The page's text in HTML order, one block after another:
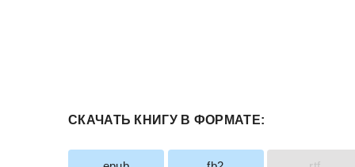
СКАЧАТЬ КНИГУ В ФОРМАТЕ: